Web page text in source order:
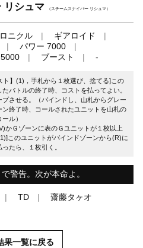
リシュマ （スチームスナイパー リシュマ）
ニクル
ギアロイド
パワー 7000
ブースト -
】(1)，手札から１枚選び、捨てる]この
バトルの終了時、コストを払ってよい。
させる。（バインドし、山札からグレー
ン終了時、コールされたユニットを山札の
ル）
かＧゾーンに表のＧユニットが１枚以上
このユニットがバインドゾーンから(R)に
たら、１枚引く。
警告。次が本命よ。
TD 齋藤タヶオ
果一覧に戻る